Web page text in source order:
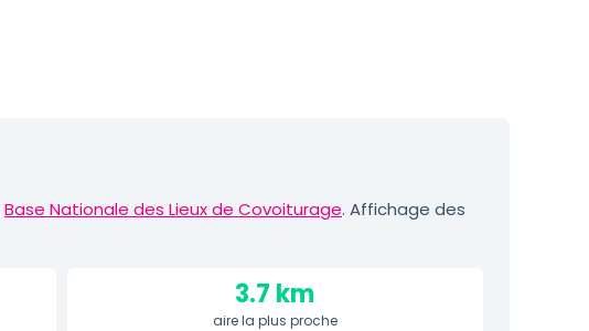
Base Nationale des Lieux de Covoiturage. Affichage des
3.7 km
aire la plus proche